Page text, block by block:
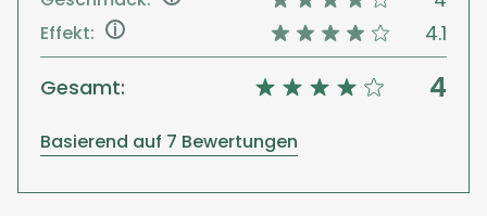
Effekt: i
4.1
Gesamt:
4
Basierend auf 7 Bewertungen